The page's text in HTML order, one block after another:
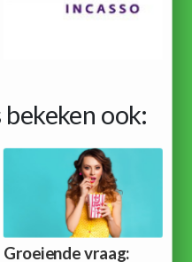
ook:
Groeiende vraag: